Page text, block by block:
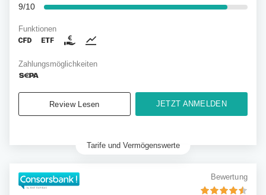
9/10
Funktionen
Zahlungsmöglichkeiten
Review Lesen JETZT ANMELDEN
Tarife und Vermögenswerte
Bewertung